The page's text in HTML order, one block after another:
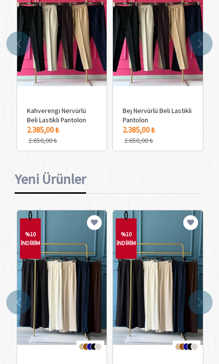
5 Adet Renk Seçeneği
Kahverengi Nervürlü
Beli Lastikli Pantolon
2.385,00 ₺
2.650,00 ₺
5 Adet Renk Seçeneği
Bej Nervürlü Beli Lastikli
Pantolon
2.385,00 ₺
2.650,00 ₺
Yeni Ürünler
%10
İNDİRİM
%10
İNDİRİM